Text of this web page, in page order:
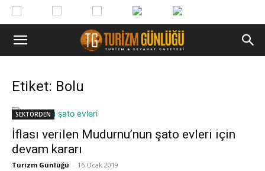
Etiket: Bolu
SEKTÖRDEN
İflası verilen Mudurnu’nun şato evleri için
devam kararı
Turizm Günlüğü - 16 Ocak 2019